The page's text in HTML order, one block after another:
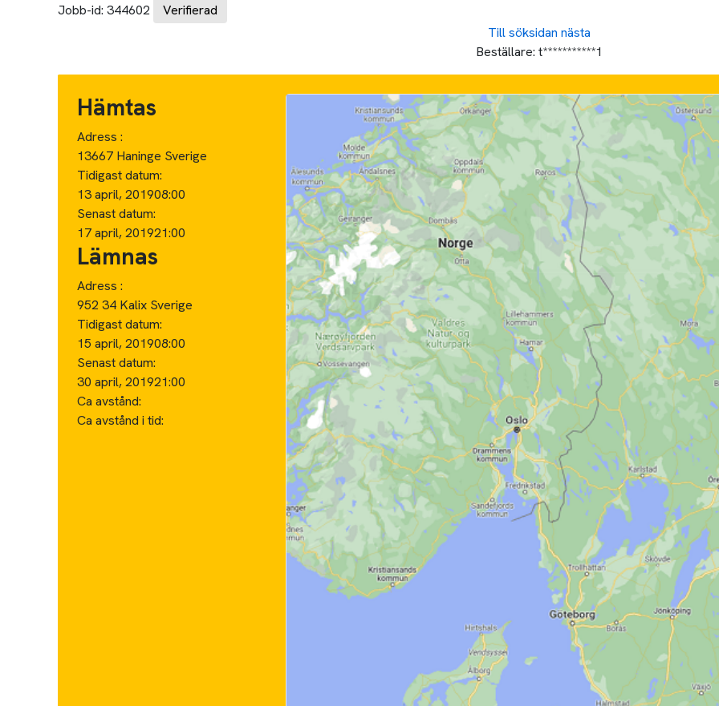
Jobb-id: 344602
Verifierad
Till söksidan nästa
Beställare: t***********1
Hämtas
Adress :
13667 Haninge Sverige
Tidigast datum:
13 april, 201908:00
Senast datum:
17 april, 201921:00
Lämnas
Adress :
952 34 Kalix Sverige
Tidigast datum:
15 april, 201908:00
Senast datum:
30 april, 201921:00
Ca avstånd:
Ca avstånd i tid: